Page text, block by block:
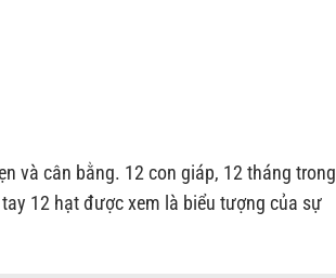
và cân bằng. 12 con giáp, 12 tháng trong
12 hạt được xem là biểu tượng của sự